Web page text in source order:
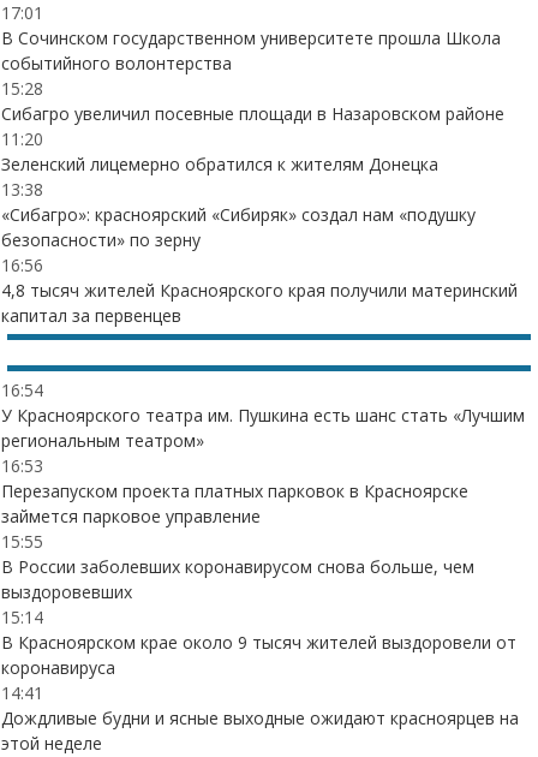
17:01
В Сочинском государственном университете прошла Школа
событийного волонтерства
15:28
Сибагро увеличил посевные площади в Назаровском районе
11:20
Зеленский лицемерно обратился к жителям Донецка
13:38
«Сибагро»: красноярский «Сибиряк» создал нам «подушку
безопасности» по зерну
16:56
4,8 тысяч жителей Красноярского края получили материнский
капитал за первенцев
16:54
У Красноярского театра им. Пушкина есть шанс стать «Лучшим
региональным театром»
16:53
Перезапуском проекта платных парковок в Красноярске
займется парковое управление
15:55
В России заболевших коронавирусом снова больше, чем
выздоровевших
15:14
В Красноярском крае около 9 тысяч жителей выздоровели от
коронавируса
14:41
Дождливые будни и ясные выходные ожидают красноярцев на
этой неделе